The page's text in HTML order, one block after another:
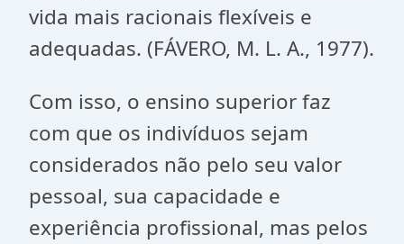
vida mais racionais flexíveis e
adequadas. (FÁVERO, M. L. A., 1977).
Com isso, o ensino superior faz
com que os indivíduos sejam
considerados não pelo seu valor
pessoal, sua capacidade e
experiência profissional, mas pelos